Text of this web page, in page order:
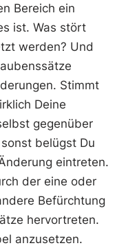
Bereich ein
ist. Was stört
werden? Und
Stimmt
Deine
gegenüber
belügst Du
eintreten.
der eine oder
Befürchtung
hervortreten.
anzusetzen.